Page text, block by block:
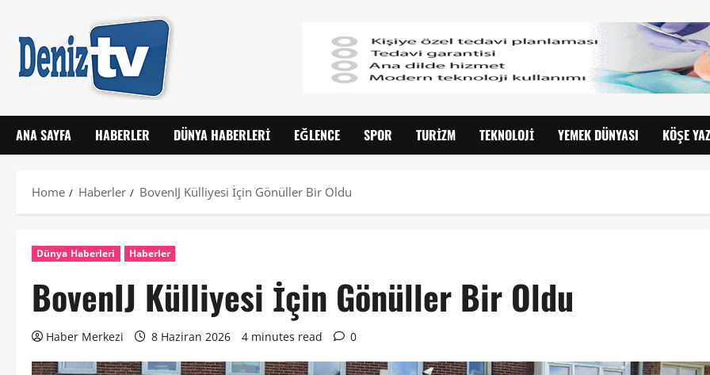
ANA SAYFA HABERLER DÜNYA HABERLERI EĞLENCE SPOR TURIZM TEKNOLOJI YEMEK DÜNYASI KÖŞE
Home Haberler BovenIJ Külliyesi İçin Gönüller Bir Oldu
Dünya Haberleri Haberler
BovenIJ Külliyesi İçin Gönüller Bir Oldu
Haber Merkezi 8 Haziran 2026 4 minutes read 0